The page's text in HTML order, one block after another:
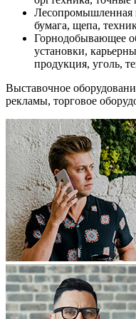
Лесопромышленная
бумага, щепа,
Горнодобывающее
установки,
продукция, уголь,
Выставочное
рекламы, торговое